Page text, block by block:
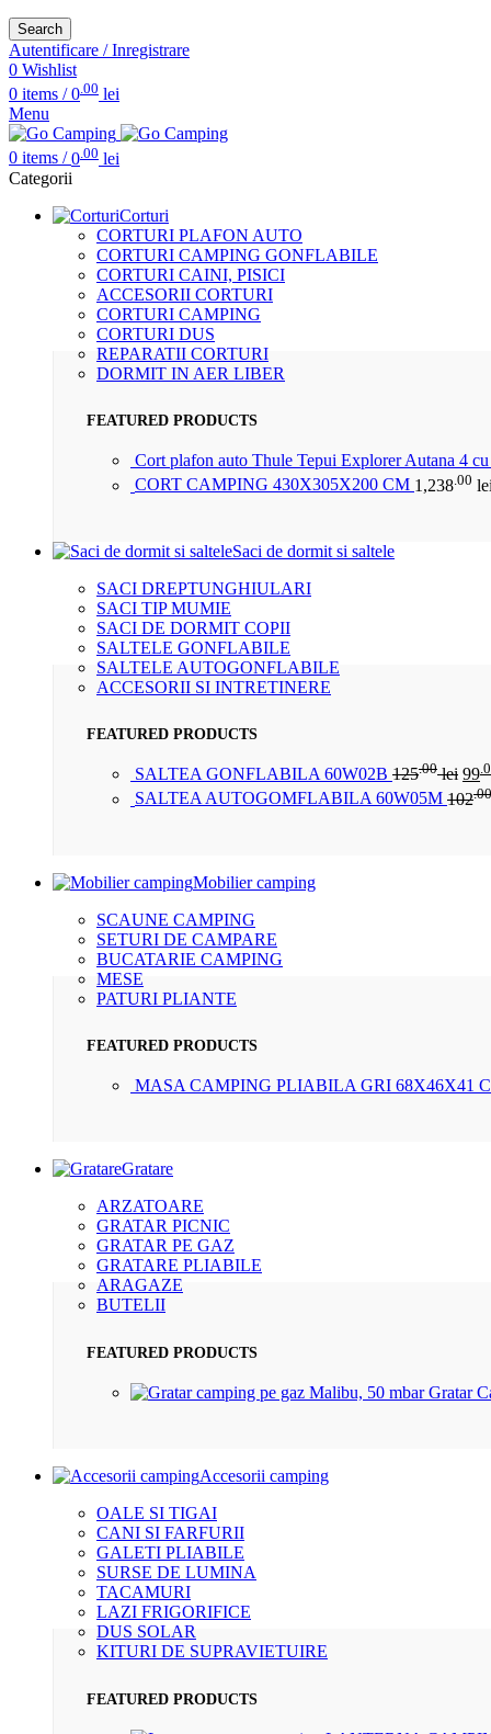
Search
Autentificare / Inregistrare
0 Wishlist
0 items / 0.00 lei
Menu
0 items / 0 .00 lei
Categorii
Corturi
CORTURI PLAFON AUTO
CORTURI CAMPING GONFLABILE
CORTURI CAINI, PISICI
ACCESORII CORTURI
CORTURI CAMPING
CORTURI DUS
REPARATII CORTURI
DORMIT IN AER LIBER
FEATURED PRODUCTS
Cort plafon auto Thule Tepui Explorer Autana 4
CORT CAMPING 430X305X200 CM 1,238 .00
Saci de dormit si saltele
SACI DREPTUNGHIULARI
SACI TIP MUMIE
SACI DE DORMIT COPII
SALTELE GONFLABILE
SALTELE AUTOGONFLABILE
ACCESORII SI INTRETINERE
FEATURED PRODUCTS
SALTEA GONFLABILA 60W02B 125.00 lei 99
SALTEA AUTOGOMFLABILA 60W05M 102.00
Mobilier camping
SCAUNE CAMPING
SETURI DE CAMPARE
BUCATARIE CAMPING
MESE
PATURI PLIANTE
FEATURED PRODUCTS
MASA CAMPING PLIABILA GRI 68X46X41
Gratare
ARZATOARE
GRATAR PICNIC
GRATAR PE GAZ
GRATARE PLIABILE
ARAGAZE
BUTELII
FEATURED PRODUCTS
Gratar
Accesorii camping
OALE SI TIGAI
CANI SI FARFURII
GALETI PLIABILE
SURSE DE LUMINA
TACAMURI
LAZI FRIGORIFICE
DUS SOLAR
KITURI DE SUPRAVIETUIRE
FEATURED PRODUCTS